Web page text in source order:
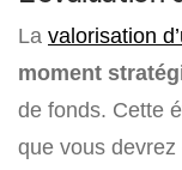
La valorisation
moment
de fonds. Cette
que vous devrez